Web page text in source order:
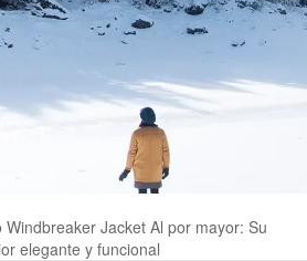
Jacket Al por mayor: Su
elegante y funcional